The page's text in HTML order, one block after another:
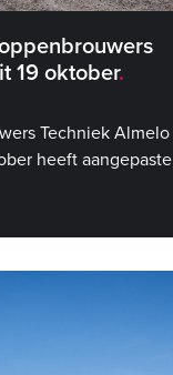
19 oktober
Techniek Almelo
heeft aangepaste